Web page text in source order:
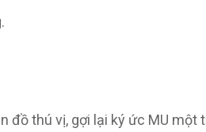
đồ thú vị, gợi lại ký ức MU một